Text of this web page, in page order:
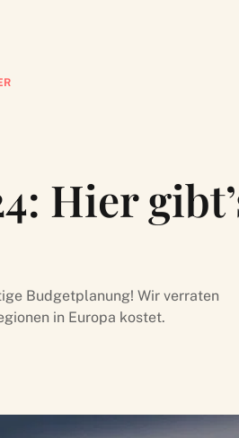
Hier
Budgetplanung! Wir verraten
in Europa kostet.